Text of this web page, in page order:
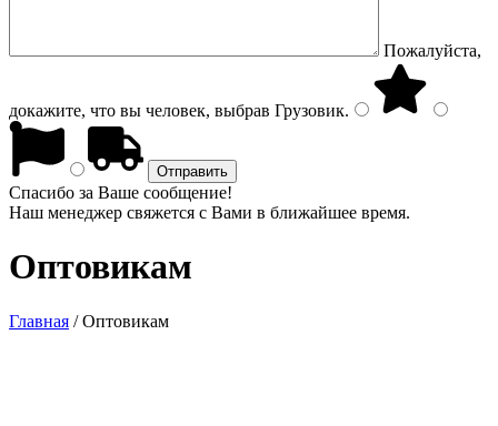
Пожалуйста,
докажите, что вы человек, выбрав Грузовик.
Спасибо за Ваше сообщение!
Наш менеджер свяжется с Вами в ближайшее время.
Оптовикам
Главная /Оптовикам